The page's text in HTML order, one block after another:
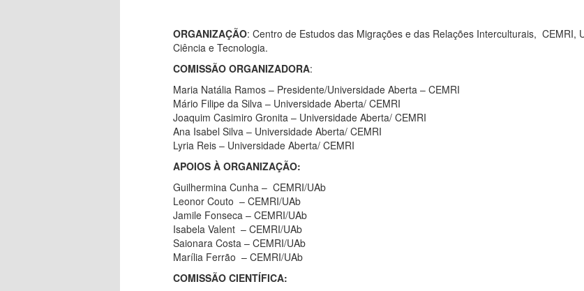
ORGANIZAÇÃO: Centro de Estudos das Migrações e das Relações Interculturais, CEMRI,
Ciência e Tecnologia.
COMISSÃO ORGANIZADORA:
Maria Natália Ramos – Presidente/Universidade Aberta – CEMRI
Mário Filipe da Silva – Universidade Aberta/ CEMRI
Joaquim Casimiro Gronita – Universidade Aberta/ CEMRI
Ana Isabel Silva – Universidade Aberta/ CEMRI
Lyria Reis – Universidade Aberta/ CEMRI
APOIOS À ORGANIZAÇÃO:
Guilhermina Cunha – CEMRI/UAb
Leonor Couto – CEMRI/UAb
Jamile Fonseca – CEMRI/UAb
Isabela Valent – CEMRI/UAb
Saionara Costa – CEMRI/UAb
Marília Ferrão – CEMRI/UAb
COMISSÃO CIENTÍFICA: